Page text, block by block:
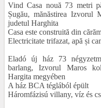
Vind Casa nouă 73 metri
Șugău, mănăstirea Izvorul
judetul Harghita
Casa este construită din
Electricitate trifazat, apă și
Eladó új ház 73
barlang, Izvorul Maros
Hargita megyében
A ház BCA téglából épült
Háromfázisú villany, víz és